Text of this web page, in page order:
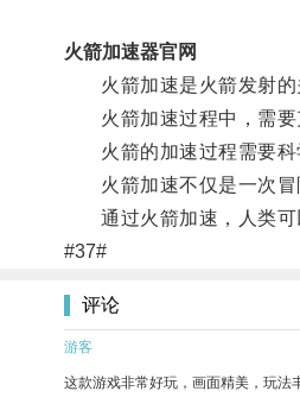
火箭加速器官网
火箭加速是火箭发射的
火箭加速过程中，需要
火箭的加速过程需要科
火箭加速不仅是一次冒
通过火箭加速，人类可
#37#
评论
游客
这款游戏非常好玩，画面精美，玩法